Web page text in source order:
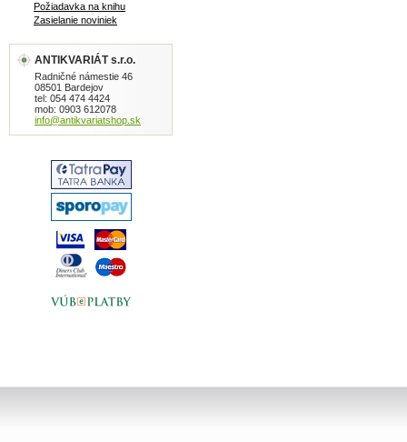
Požiadavka na knihu
Zasielanie noviniek
ANTIKVARIÁT s.r.o.
Radničné námestie 46
08501 Bardejov
tel: 054 474 4424
mob: 0903 612078
info@antikvariatshop.sk